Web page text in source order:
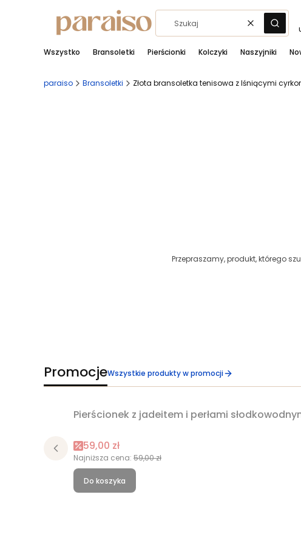
WyczyśćSzukaj
Wszystko Bransoletki Pierścionki Kolczyki Naszyjniki
paraiso Bransoletki Złota bransoletka tenisowa z lśniącymi
Przepraszamy, produkt, którego
PromocjeWszystkie produkty w promocji
Okazja
Pierścionek z jadeitem i perłami
Cena promocyjna
59,00 zł
Najniższa cena: 59,00 zł
Do koszyka